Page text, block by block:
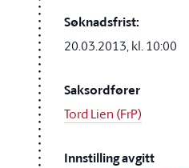
Søknadsfrist:
20.03.2013, kl. 10:00
Saksordfører
Tord Lien (FrP)
Innstilling avgitt